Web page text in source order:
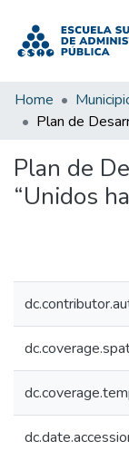
Home
Plan de
“Unidos